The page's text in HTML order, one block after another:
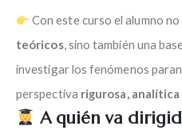
Con este curso el alumno
teóricos, sino también una
investigar los fenómenos
perspectiva rigurosa,
A quién va